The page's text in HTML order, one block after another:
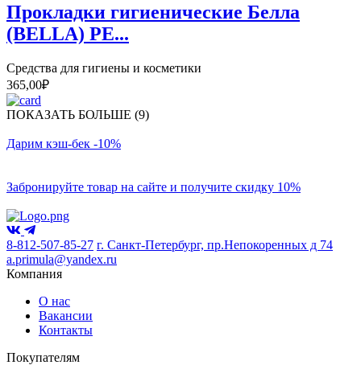
Прокладки гигиенические Белла
(BELLA) PE...
Средства для гигиены и косметики
365,00₽
ПОКАЗАТЬ БОЛЬШЕ (9)
Дарим кэш-бек -10%
Забронируйте товар на сайте и получите скидку 10%
8-812-507-85-27 г. Санкт-Петербург, пр.Непокоренных д 74
a.primula@yandex.ru
Компания
О нас
Вакансии
Контакты
Покупателям